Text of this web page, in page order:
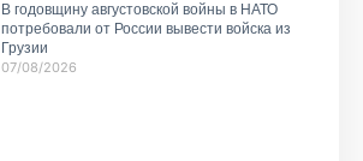
В годовщину августовской войны в НАТО
потребовали от России вывести войска из
Грузии
07/08/2026